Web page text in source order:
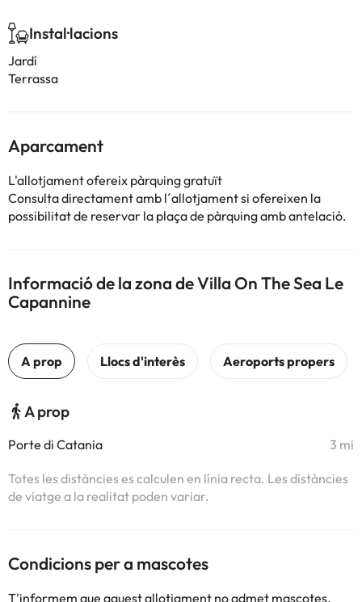
Instal·lacions
Jardí
Terrassa
Aparcament
L'allotjament ofereix pàrquing gratuït
Consulta directament amb l´allotjament si ofereixen la
possibilitat de reservar la plaça de pàrquing amb antelació.
Informació de la zona de Villa On The Sea Le
Capannine
A prop
Porte di Catania 3 mi
Totes les distàncies es calculen en línia recta. Les distàncies
de viatge a la realitat poden variar.
Condicions per a mascotes
T'informem que aquest allotjament no admet mascotes.